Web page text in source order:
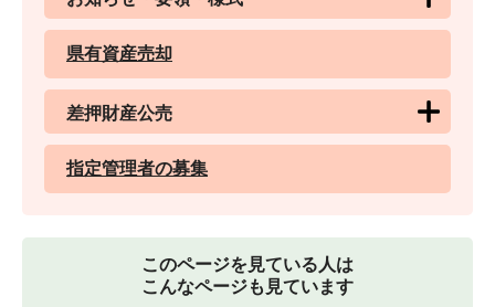
県有資産売却
差押財産公売
指定管理者の募集
このページを見ている人は
こんなページも見ています